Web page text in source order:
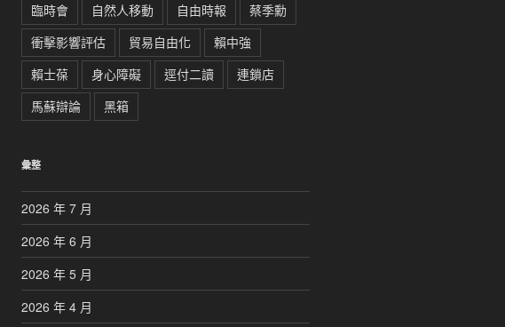
臨時會
自然人移動 自由時報
蔡季勳
衝擊影響評估
貿易自由化
賴中強
賴士葆
身心障礙 逕付二讀
連鎖店
馬蘇辯論
黑箱
彙整
2026 年 7 月
2026 年 6 月
2026 年 5 月
2026 年 4 月